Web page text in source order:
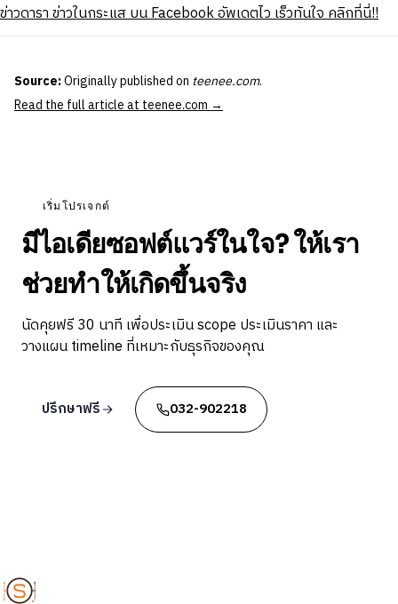
ข่าวดารา ข่าวในกระแส บน Facebook อัพเดตไว เร็วทันใจ คลิกที่นี่!!
Source:Originally published on teenee.com.
Read the full article at teenee.com →
เริ่มโปรเจกต์
มีไอเดียซอฟต์แวร์ในใจ? ให้เรา
ช่วยทำให้เกิดขึ้นจริง
นัดคุยฟรี 30 นาที เพื่อประเมิน scope ประเมินราคา และ
วางแผน timeline ที่เหมาะกับธุรกิจของคุณ
ปรึกษาฟรี 032-902218